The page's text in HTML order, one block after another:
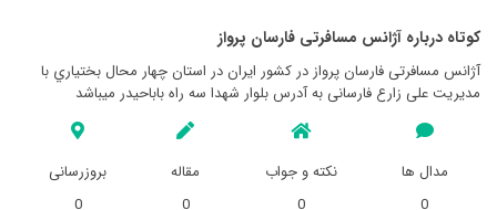
کوتاه درباره آژانس مسافرتی فارسان پرواز
آژانس مسافرتی فارسان پرواز در کشور ایران در استان چهار محال بختياري با
مدیریت علی زارع فارسانی به آدرس بلوار شهدا سه راه باباحیدر میباشد
مدال ها
0
نکته و جواب
0
مقاله
0
بروزرسانی
0